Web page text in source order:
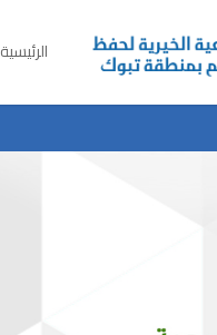
الرئيسية